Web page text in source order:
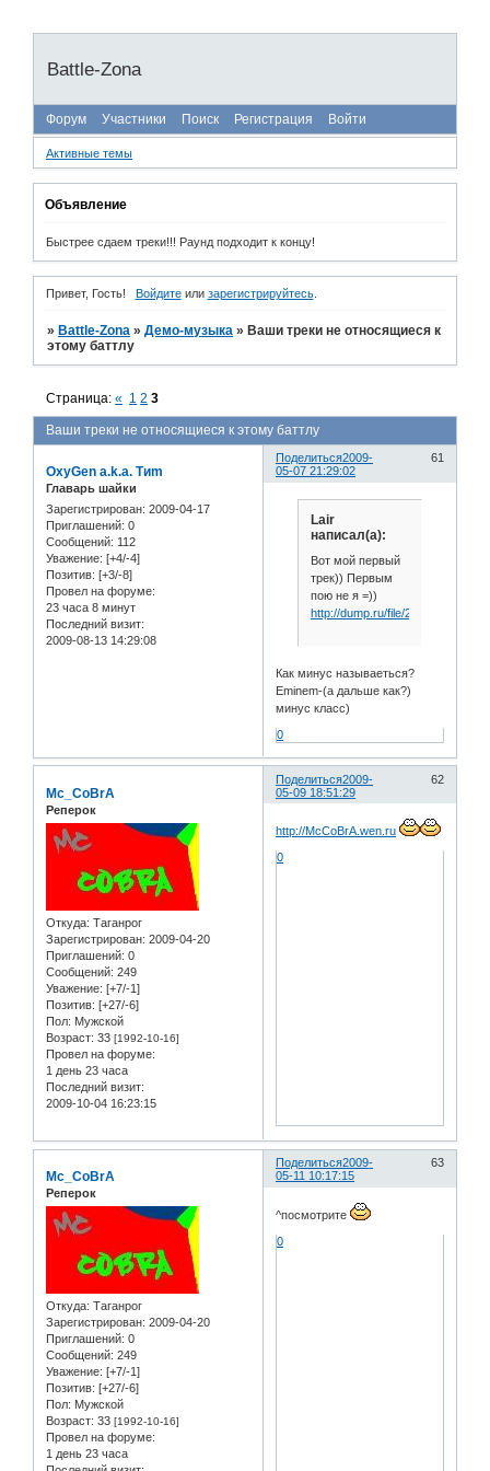
Battle-Zona
Форум Участники Поиск Регистрация Войти
Активные темы
Объявление
Быстрее сдаем треки!!! Раунд подходит к концу!
Привет, Гость! Войдитеили зарегистрируйтесь.
» Battle-Zona »Демо-музыка » Ваши треки не относящиеся к
этому баттлу
Ваши треки не относящиеся к этому баттлу
Страница:« 1 2 3
Поделиться 61
2009-
05-07 21:29:02
OxyGen a.k.a. Tиm
Главарь шайки
Зарегистрирован: 2009-04-17
Приглашений: 0
Сообщений: 112
Уважение: [+4/-4]
Позитив: [+3/-8]
Провел на форуме:
23 часа 8 минут
Последний визит:
2009-08-13 14:29:08
Lair
написал(а):
Вот мой первый
трек)) Первым
пою не я =))
http://dump.ru/file/2541705
Как минус называеться?
Eminem-(а дальше как?)
минус класс)
0
Поделиться 62
2009-
05-09 18:51:29
Mc_CoBrA
Реперок
Откуда: Таганрог
Зарегистрирован: 2009-04-20
Приглашений: 0
Сообщений: 249
Уважение: [+7/-1]
Позитив: [+27/-6]
Пол: Мужской
Возраст: 33 [1992-10-16]
Провел на форуме:
1 день 23 часа
Последний визит:
2009-10-04 16:23:15
http://McCoBrA.wen.ru
0
Поделиться 63
2009-
05-11 10:17:15
Mc_CoBrA
Реперок
Откуда: Таганрог
Зарегистрирован: 2009-04-20
Приглашений: 0
Сообщений: 249
Уважение: [+7/-1]
Позитив: [+27/-6]
Пол: Мужской
Возраст: 33 [1992-10-16]
Провел на форуме:
1 день 23 часа
^посмотрите
0